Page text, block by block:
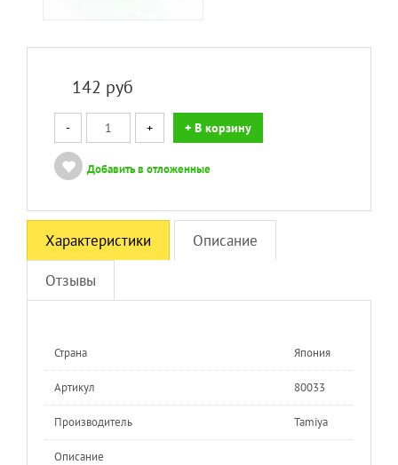
142 руб
- + + В корзину
Добавить в отложенные
Характеристики Описание
Отзывы
Страна Япония
Артикул 80033
Производитель Tamiya
Описание